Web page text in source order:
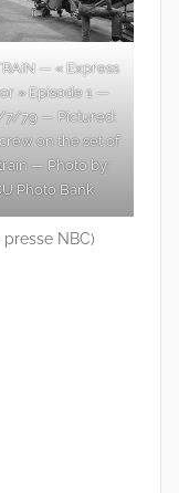
— « Express
» Episode 1 —
79 — Pictured:
on the set of
— Photo by:
Photo Bank
NBC)